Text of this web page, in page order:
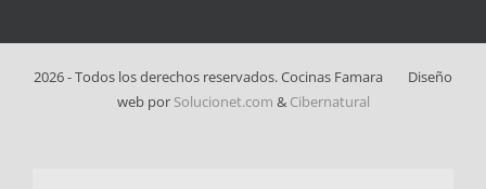
2026 - Todos los derechos reservados. Cocinas Famara
Diseño
web por Solucionet.com & Cibernatural